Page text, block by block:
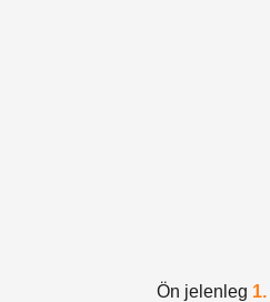
Ön jelenleg 1.